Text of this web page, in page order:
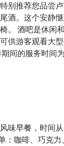
别推荐您品尝
酒。这个安静
。 酒吧是休闲
供游客观看大
间的服务时间
味早餐，时间从
：咖啡、巧克